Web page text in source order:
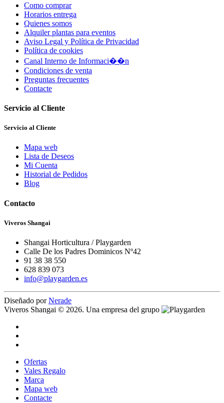
Como comprar
Horarios entrega
Quienes somos
Alquiler plantas para eventos
Aviso Legal y Política de Privacidad
Política de cookies
Canal Interno de Informaci��n
Condiciones de venta
Preguntas frecuentes
Contacte
Servicio al Cliente
Servicio al Cliente
Mapa web
Lista de Deseos
Mi Cuenta
Historial de Pedidos
Blog
Contacto
Viveros Shangai
Shangai Horticultura / Playgarden
Calle De los Padres Dominicos Nº42
91 38 38 550
628 839 073
info@playgarden.es
Diseñado porNerade
Viveros Shangai © 2026. Una empresa del grupo
Ofertas
Vales Regalo
Marca
Mapa web
Contacte